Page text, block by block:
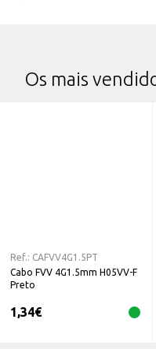
Os mais
Ref.: CAFVV4G1.5PT
Cabo FVV 4G1.5mm H05VV-F
Preto
1,34€